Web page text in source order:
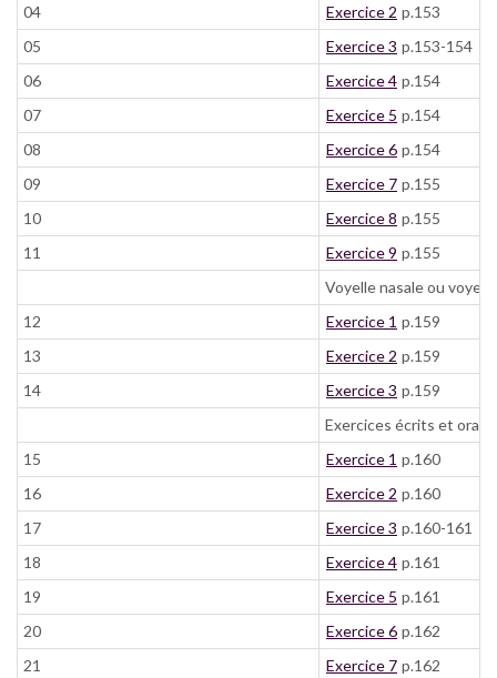
04
Exercice 2 p.153
05
Exercice 3 p.153-154
06
Exercice 4 p.154
07
Exercice 5 p.154
08
Exercice 6 p.154
09
Exercice 7 p.155
10
Exercice 8 p.155
11
Exercice 9 p.155
Voyelle nasale ou
12
Exercice 1 p.159
13
Exercice 2 p.159
14
Exercice 3 p.159
Exercices écrits et oraux
15
Exercice 1 p.160
16
Exercice 2 p.160
17
Exercice 3 p.160-161
18
Exercice 4 p.161
19
Exercice 5 p.161
20
Exercice 6 p.162
21
Exercice 7 p.162